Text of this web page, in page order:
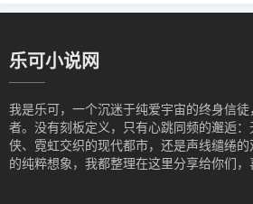
乐可小说网
我是‌乐可，一个沉迷于纯爱宇宙的终身信
者。没有刻板定义，只有心跳同频的邂逅
侠、霓虹交织的现代都市，还是声线缱绻的
的纯粹想象，我都整理在这里分享给你们，